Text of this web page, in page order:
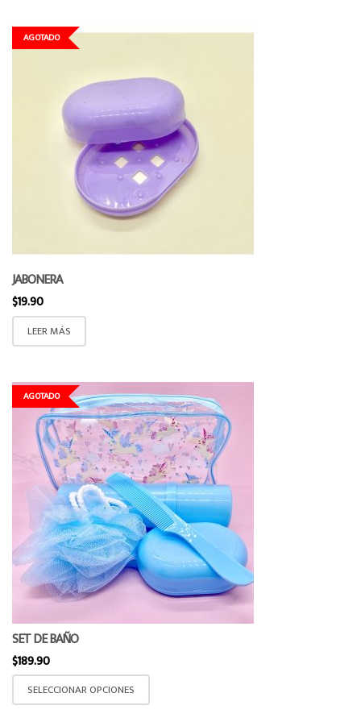
AGOTADO
JABONERA
$19.90
LEER MÁS
AGOTADO
SET DE BAÑO
$189.90
SELECCIONAR OPCIONES
Este
producto